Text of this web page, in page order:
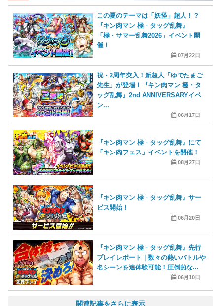
この夏のテーマは「妖怪」超人！？
『キン肉マン 極・タッグ乱舞』
「極・サマー乱舞2026」イベント開
催！
07月22日
祝・2周年突入！新超人「ゆでたまご
先生」が登場！『キン肉マン 極・タ
ッグ乱舞』2nd ANNIVERSARYイベ
ン...
06月17日
『キン肉マン 極・タッグ乱舞』にて
「キン肉フェス」イベントを開催！
08月27日
『キン肉マン 極・タッグ乱舞』サー
ビス開始！
06月20日
『キン肉マン 極・タッグ乱舞』先行
プレイレポート｜数々の熱いバトルや
名シーンを追体験可能！圧倒的な...
06月10日